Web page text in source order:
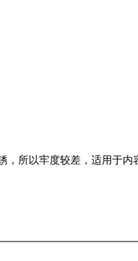
所以牢度较差，适用于内